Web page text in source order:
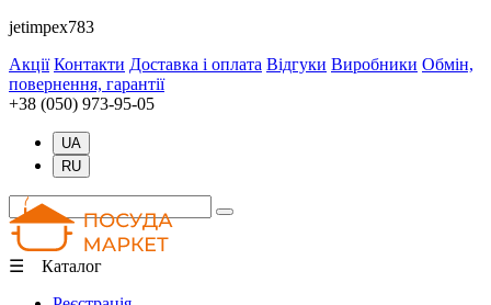
jetimpex783
Акції Контакти Доставка і оплата Відгуки Виробники Обмін,
повернення, гарантії
+38 (050) 973-95-05
UA
RU
☰ Каталог